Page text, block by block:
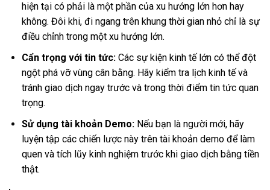
hiện tại có phải là một phần của xu hướng lớn hơn hay
không. Đôi khi, đi ngang trên khung thời gian nhỏ chỉ là sự
điều chỉnh trong một xu hướng lớn.
Cẩn trọng với tin tức:Các sự kiện kinh tế lớn có thể đột
ngột phá vỡ vùng cân bằng. Hãy kiểm tra lịch kinh tế và
tránh giao dịch ngay trước và trong thời điểm tin tức quan
trọng.
Sử dụng tài khoản Demo:Nếu bạn là người mới, hãy
luyện tập các chiến lược này trên tài khoản demo để làm
quen và tích lũy kinh nghiệm trước khi giao dịch bằng tiền
thật.